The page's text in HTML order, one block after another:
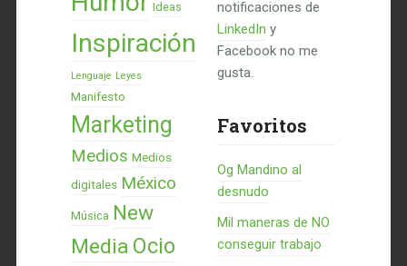
Ideas
Inspiración
Lenguaje Leyes
Manifesto
Marketing
Medios Medios
digitales México
Música New
Media Ocio
notificaciones de
LinkedIn y
Facebook no me
gusta.
Favoritos
Og Mandino al
desnudo
Mil maneras de NO
conseguir trabajo